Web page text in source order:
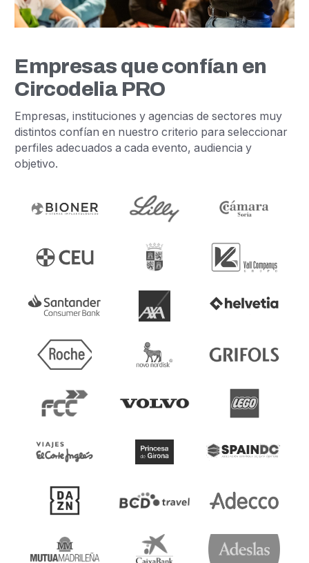
Empresas que confían en
Circodelia PRO
Empresas, instituciones y agencias de sectores muy
distintos confían en nuestro criterio para seleccionar
perfiles adecuados a cada evento, audiencia y
objetivo.